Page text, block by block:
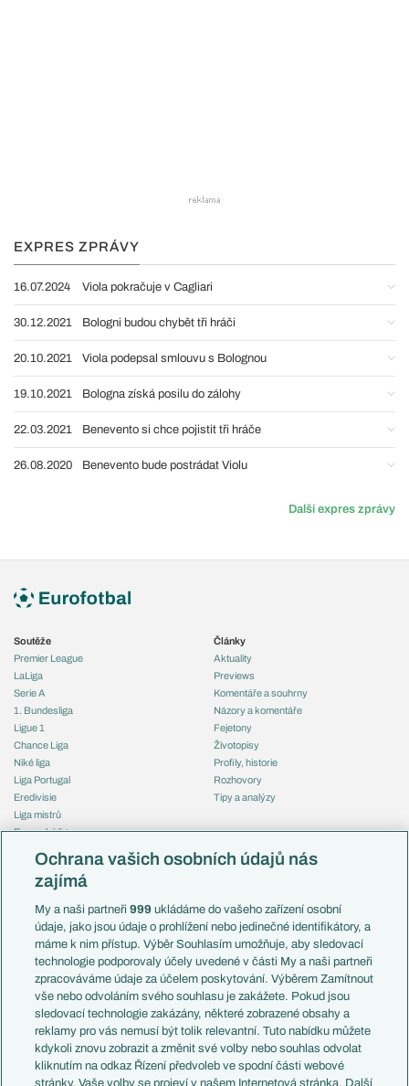
EXPRES ZPRÁVY
16.07.2024 Viola pokračuje v Cagliari
30.12.2021 Bologni budou chybět tři hráči
20.10.2021 Viola podepsal smlouvu s Bolognou
19.10.2021 Bologna získá posilu do zálohy
22.03.2021 Benevento si chce pojistit tři hráče
26.08.2020 Benevento bude postrádat Violu
Další expres zprávy
Soutěže
Premier League
LaLiga
Serie A
1. Bundesliga
Ligue 1
Chance Liga
Niké liga
Liga Portugal
Eredivisie
Liga mistrů
Evropská liga
Mistrovství světa
Liga národů
Témata
Představení týmů MS
EuroSkauting
PL v kostce
Evropské koeficienty
Přestupy
Přestupové spekulace
Zranění
Kluby
Články
Aktuality
Previews
Komentáře a souhrny
Názory a komentáře
Fejetony
Životopisy
Profily, historie
Rozhovory
Tipy a analýzy
Česko
Francie
Itálie
Německo
Španělsko
Argentina
Brazílie
Přestupy
Zápasy
Livescore
Ochrana vašich osobních údajů nás
zajímá
My a naši partneři999 ukládáme do vašeho zařízení osobní
údaje, jako jsou údaje o prohlížení nebo jedinečné identifikátory, a
máme k nim přístup. Výběr Souhlasím umožňuje, aby sledovací
technologie podporovaly účely uvedené v části My a naši partneři
zpracováváme údaje za účelem poskytování. Výběrem Zamítnout
vše nebo odvoláním svého souhlasu je zakážete. Pokud jsou
sledovací technologie zakázány, některé zobrazené obsahy a
reklamy pro vás nemusí být tolik relevantní. Tuto nabídku můžete
kdykoli znovu zobrazit a změnit své volby nebo souhlas odvolat
kliknutím na odkaz Řízení předvoleb ve spodní části webové
stránky. Vaše volby se projeví v našem Internetová stránka. Další